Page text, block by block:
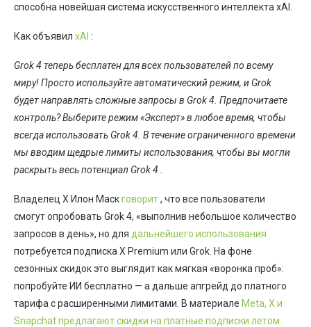
способна новейшая система искусственного интеллекта xAI.
Как объявил xAI :
Grok 4 теперь бесплатен для всех пользователей по всему
миру! Просто используйте автоматический режим, и Grok
будет направлять сложные запросы в Grok 4. Предпочитаете
контроль? Выберите режим «Эксперт» в любое время, чтобы
всегда использовать Grok 4. В течение ограниченного времени
мы вводим щедрые лимиты использования, чтобы вы могли
раскрыть весь потенциал Grok 4 .
Владелец X Илон Маскговорит, что все пользователи
смогут опробовать Grok 4, «выполнив небольшое количество
запросов в день», но для дальнейшего использования
потребуется подписка X Premium или Grok. На фоне
сезонных скидок это выглядит как мягкая «воронка проб»:
попробуйте ИИ бесплатно — а дальше апгрейд до платного
тарифа с расширенными лимитами. В материале Meta, X и
Snapchat предлагают скидки на платные подписки летом